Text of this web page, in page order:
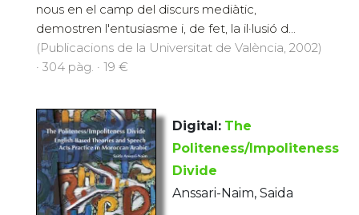
nous en el camp del discurs mediàtic,
demostren l'entusiasme i, de fet, la il·lusió d...
(Publicacions de la Universitat de València, 2002)
· 304 pàg. · 19 €
Digital: The
Politeness/Impoliteness
Divide
Anssari-Naim, Saida